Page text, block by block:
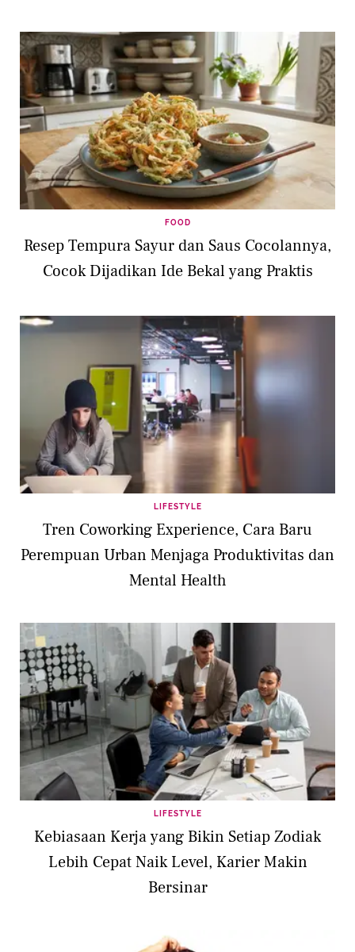
FOOD
Resep Tempura Sayur dan Saus Cocolannya,
Cocok Dijadikan Ide Bekal yang Praktis
LIFESTYLE
Tren Coworking Experience, Cara Baru
Perempuan Urban Menjaga Produktivitas dan
Mental Health
LIFESTYLE
Kebiasaan Kerja yang Bikin Setiap Zodiak
Lebih Cepat Naik Level, Karier Makin
Bersinar